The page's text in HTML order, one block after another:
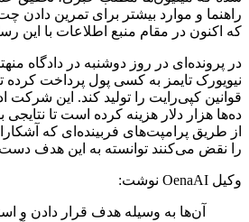
راهنما و موارد بیشتر برای تمرین دادن
که اکنون در مقام منبع اطلاعات با این
قوانین کپی‌رایت را تولید کند. این شرکت
ده‌ها هزار دلار هزینه کرده است تا نتایجی
را نقض می‌کنند توانسته به این هدف دست
وکیل OenaAI نوشت:
آن‌ها به وسیله هدف قرار دادن و